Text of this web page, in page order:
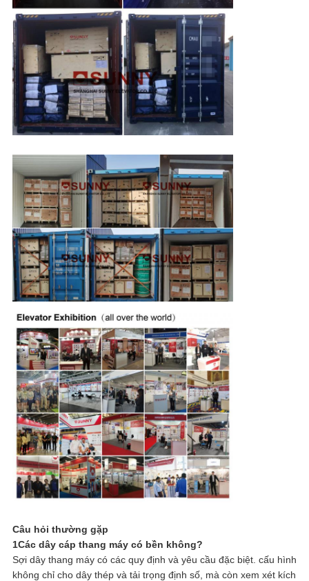
Câu hỏi thường gặp
1Các dây cáp thang máy có bền không?
Sợi dây thang máy có các quy định và yêu cầu đặc biệt. cấu hình
không chỉ cho dây thép và tải trọng định số, mà còn xem xét kích